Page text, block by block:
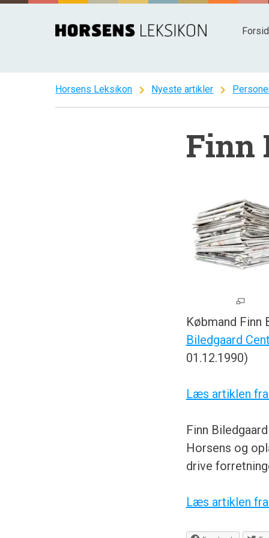
Spring
Horsens Leksikon chevron_right Nyeste artikler chevron_right
Finn
Købmand
Biledgaard
01.12.1990)
Læs artiklen
Finn
Horsens og
drive
Læs artiklen